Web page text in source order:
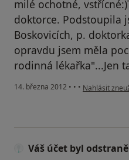
milé ochotné,
doktorce. Podstoupila
Boskovicích, p.
opravdu jsem měla
rodinná lékařka"...Jen
14. března 2012 • • • podle názoru
Nahlásit
Váš účet byl